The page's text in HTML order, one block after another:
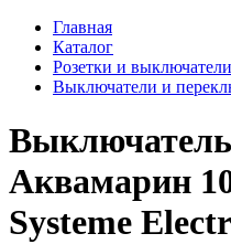
Главная
Каталог
Розетки и
Выключатели и
Аквамарин
Systeme